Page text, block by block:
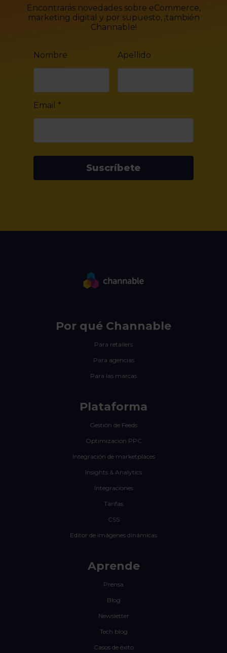
Encontrarás novedades sobre eCommerce,
marketing digital y por supuesto, ¡también
Channable!
Nombre Apellido
Email *
Suscríbete
Por qué Channable
Para retailers
Para agencias
Para las marcas
Plataforma
Gestión de Feeds
Optimización PPC
Integración de marketplaces
Insights & Analytics
Integraciones
Tarifas
CSS
Editor de imágenes dinámicas
Aprende
Prensa
Blog
Newsletter
Tech blog
Casos de éxito